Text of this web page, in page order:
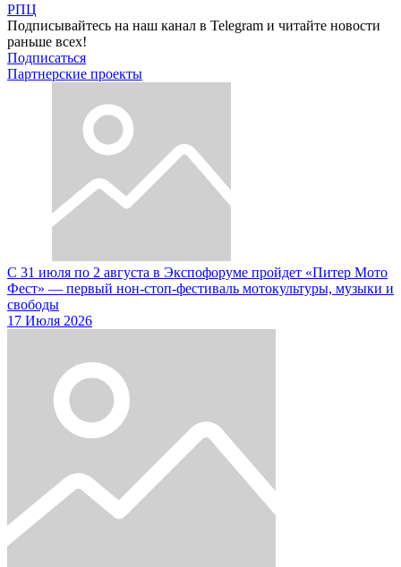
РПЦ
Подписывайтесь на наш канал в Telegram и читайте новости
раньше всех!
Подписаться
Партнерские проекты
С 31 июля по 2 августа в Экспофоруме пройдет «Питер Мото
Фест» — первый нон-стоп-фестиваль мотокультуры, музыки и
свободы
17 Июля 2026